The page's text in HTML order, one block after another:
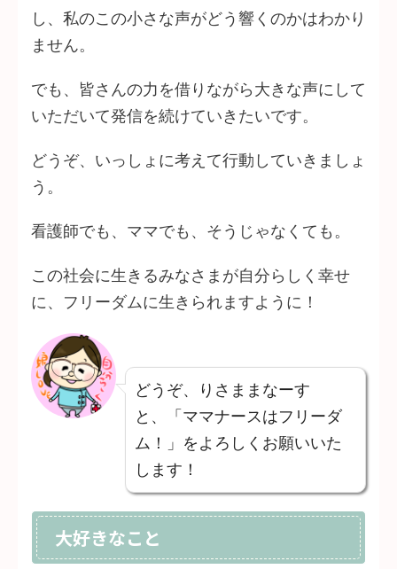
し、私のこの小さな声がどう響くのかはわかり
ません。
でも、皆さんの力を借りながら大きな声にして
いただいて発信を続けていきたいです。
どうぞ、いっしょに考えて行動していきましょ
う。
看護師でも、ママでも、そうじゃなくても。
この社会に生きるみなさまが自分らしく幸せ
に、フリーダムに生きられますように！
どうぞ、りさままなーす
と、「ママナースはフリーダ
ム！」をよろしくお願いいた
します！
大好きなこと